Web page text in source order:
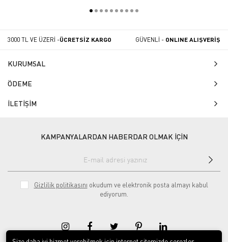
3000 TL VE ÜZERİ -ÜCRETSİZ KARGO GÜVENLİ - ONLINE ALIŞVERİŞ
KURUMSAL
ÖDEME
İLETİŞİM
KAMPANYALARDAN HABERDAR OLMAK İÇİN
Gizlilik politikasını okudum ve elektronik posta almayı kabul
ediyorum.